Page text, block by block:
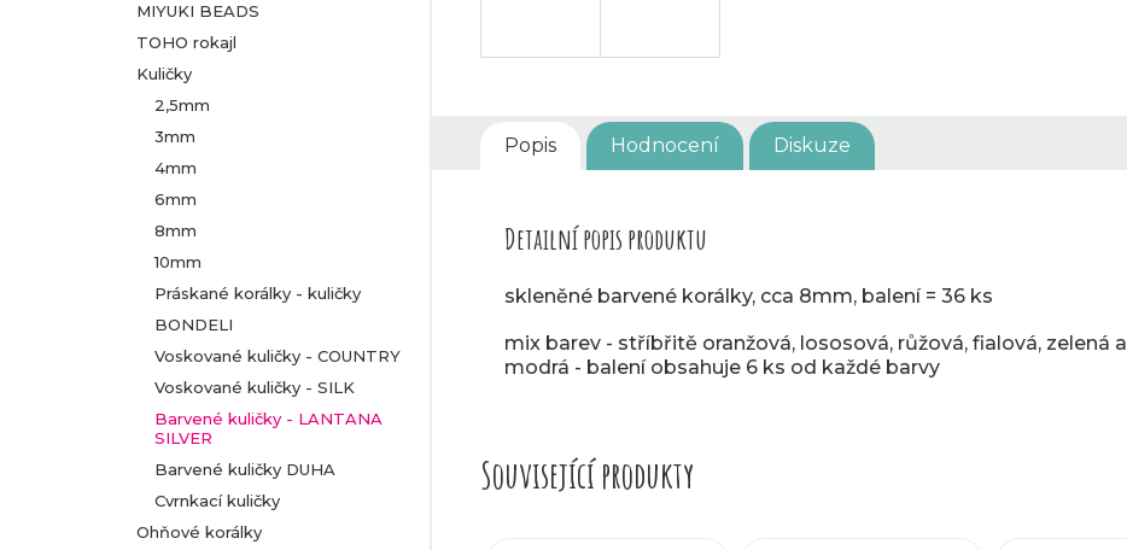
MIYUKI BEADS
TOHO rokajl
Kuličky
2,5mm
3mm
4mm
6mm
8mm
10mm
Práskané korálky - kuličky
BONDELI
Voskované kuličky - COUNTRY
Voskované kuličky - SILK
Barvené kuličky - LANTANA
SILVER
Barvené kuličky DUHA
Cvrnkací kuličky
Ohňové korálky
Popis Hodnocení Diskuze
Detailní popis produktu
skleněné barvené korálky, cca 8mm, balení = 36 ks
mix barev - stříbřitě oranžová, lososová, růžová, fialová, zelená a
modrá - balení obsahuje 6 ks od každé barvy
Související produkty